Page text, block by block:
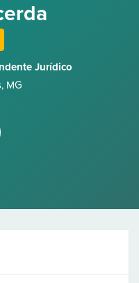
Jurídico
, MG